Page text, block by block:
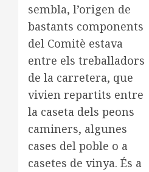
sembla, l’origen de
bastants components
del Comitè estava
entre els treballadors
de la carretera, que
vivien repartits entre
la caseta dels peons
caminers, algunes
cases del poble o a
casetes de vinya. És a